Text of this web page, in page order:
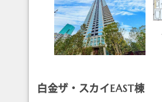
白金ザ・スカイEAST棟